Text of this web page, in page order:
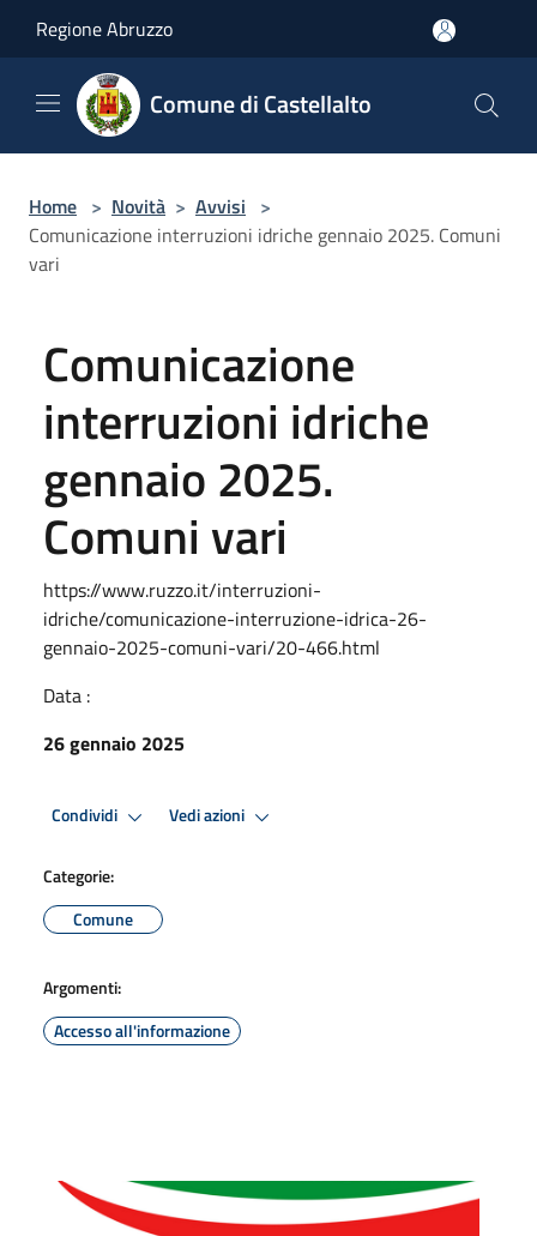
Regione Abruzzo
Comune di Castellalto
Home > Novità > Avvisi >
Comunicazione interruzioni idriche gennaio 2025. Comuni
vari
Comunicazione
interruzioni idriche
gennaio 2025.
Comuni vari
https://www.ruzzo.it/interruzioni-
idriche/comunicazione-interruzione-idrica-26-
gennaio-2025-comuni-vari/20-466.html
Data :
26 gennaio 2025
Condividi Vedi azioni
Categorie:
Comune
Argomenti:
Accesso all'informazione